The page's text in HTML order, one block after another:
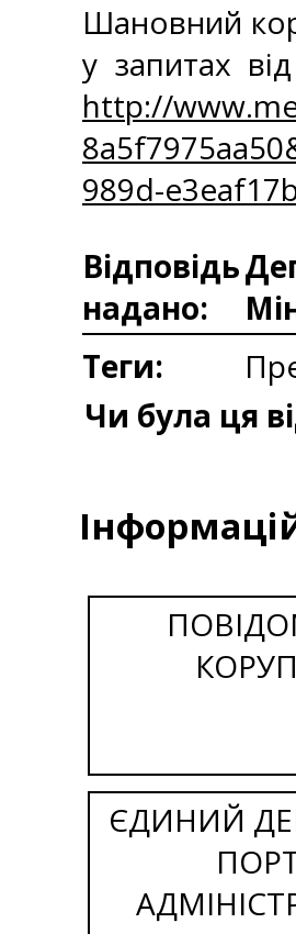
Шановний
у запитах
http://
989d-
Відповідь
надано:
Теги:
Чи була ця
ЄДИНИЙ